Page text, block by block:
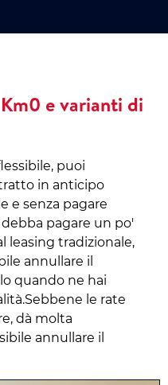
e varianti di
puoi
in anticipo
e senza pagare
pagare un po'
leasing tradizionale,
annullare il
quando ne hai
le rate
dà molta
annullare il